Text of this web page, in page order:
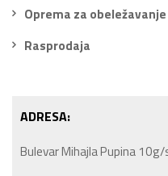
Oprema za obeležavanje
Rasprodaja
ADRESA:
Bulevar Mihajla Pupina 10g/